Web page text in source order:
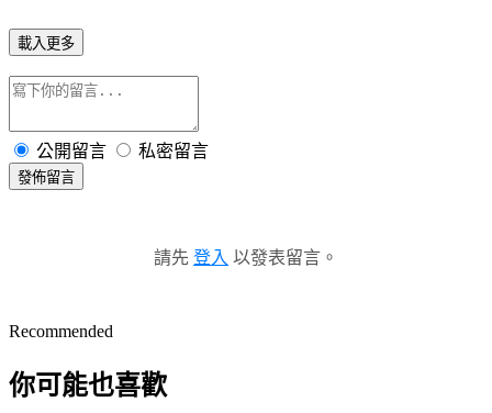
載入更多
公開留言 私密留言
發佈留言
請先 登入 以發表留言。
Recommended
你可能也喜歡